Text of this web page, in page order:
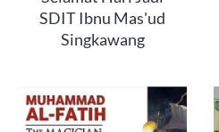
SDIT Ibnu Mas'ud
Singkawang